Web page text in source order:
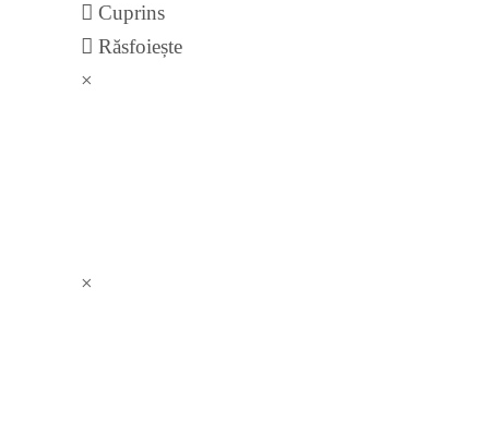
Cuprins
Răsfoiește
×
×